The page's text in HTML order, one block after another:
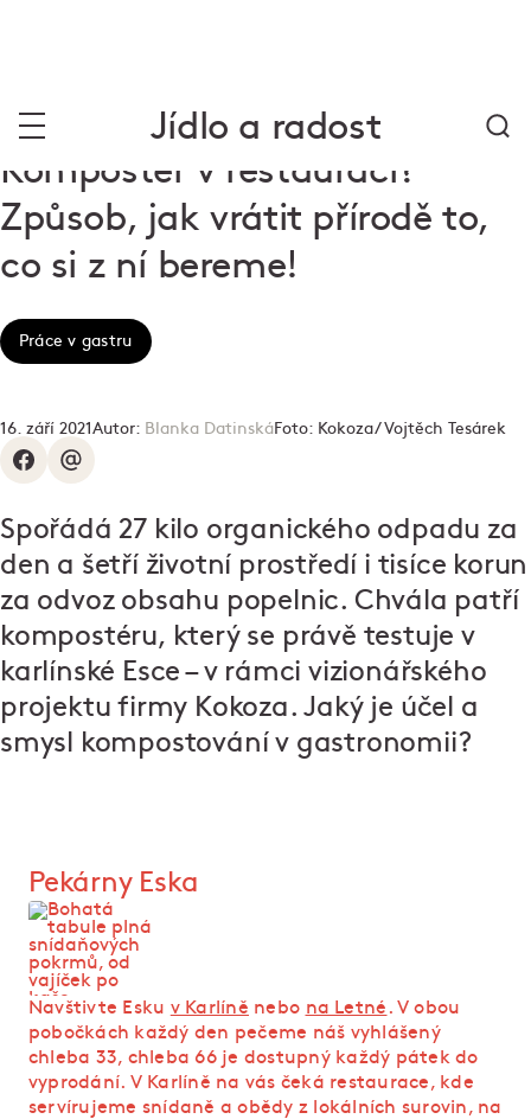
Jídlo a radost
Kompostér v restauraci?
Způsob, jak vrátit přírodě to,
co si z ní bereme!
Práce v gastru
16. září 2021 Autor: Blanka DatinskáFoto: Kokoza/ Vojtěch Tesárek
Spořádá 27 kilo organického odpadu za
den a šetří životní prostředí i tisíce korun
za odvoz obsahu popelnic. Chvála patří
kompostéru, který se právě testuje v
karlínské Esce – v rámci vizionářského
projektufirmy Kokoza. Jaký je účel a
smysl kompostování v gastronomii?
Pekárny Eska
Navštivte Esku v Karlíně nebo na Letné . V obou
pobočkách každý den pečeme náš vyhlášený
chleba 33, chleba 66 je dostupný každý pátek do
vyprodání. V Karlíně na vás čeká restaurace, kde
servírujeme snídaně a obědy z lokálních surovin, na